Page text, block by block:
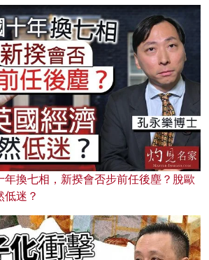
年換七相，新揆會否步前任後塵？脫歐
低迷？